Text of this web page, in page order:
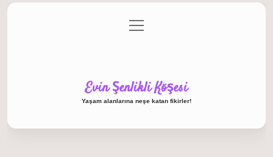
Gizlilik Politikası
menüyü
aç
Evin Şenlikli Köşesi
Yaşam alanlarına neşe katan fikirler!